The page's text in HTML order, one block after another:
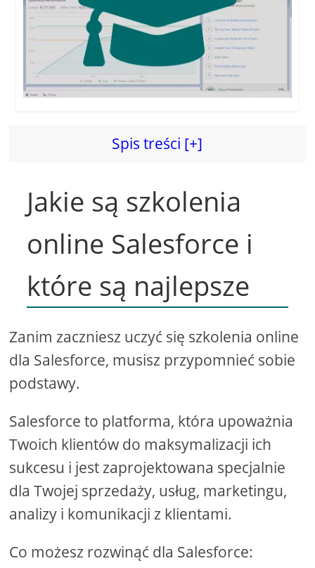
Spis treści [+]
Jakie są szkolenia
online Salesforce i
które są najlepsze
Zanim zaczniesz uczyć się szkolenia online
dla Salesforce, musisz przypomnieć sobie
podstawy.
Salesforce to platforma, która upoważnia
Twoich klientów do maksymalizacji ich
sukcesu i jest zaprojektowana specjalnie
dla Twojej sprzedaży, usług, marketingu,
analizy i komunikacji z klientami.
Co możesz rozwinąć dla Salesforce: